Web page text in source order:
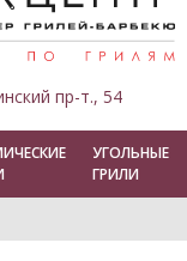
пр-т., 54
УГОЛЬНЫЕ
ГРИЛИ